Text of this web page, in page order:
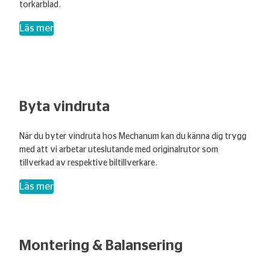
torkarblad.
Läs mer– Torkarblad
Byta vindruta
När du byter vindruta hos Mechanum kan du känna dig trygg
med att vi arbetar uteslutande med originalrutor som
tillverkad av respektive biltillverkare.
Läs mer– Byta vindruta
Montering & Balansering